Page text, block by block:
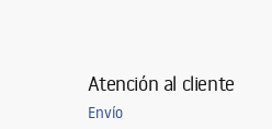
Atención al cliente
Envío